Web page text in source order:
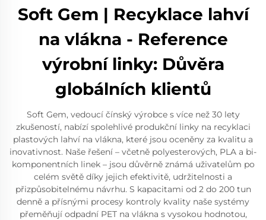
Soft Gem | Recyklace lahví
na vlákna - Reference
výrobní linky: Důvěra
globálních klientů
Soft Gem, vedoucí čínský výrobce s více než 30 lety
zkušeností, nabízí spolehlivé produkční linky na recyklaci
plastových lahví na vlákna, které jsou oceněny za kvalitu a
inovativnost. Naše řešení – včetně polyesterových, PLA a bi-
komponentních linek – jsou důvěrně známá uživatelům po
celém světě díky jejich efektivitě, udržitelnosti a
přizpůsobitelnému návrhu. S kapacitami od 2 do 200 tun
denně a přísnými procesy kontroly kvality naše systémy
přeměňují odpadní PET na vlákna s vysokou hodnotou,